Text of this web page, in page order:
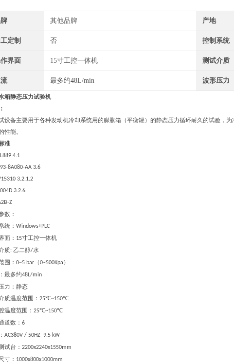
其他品牌 产地
定制 否 控制系统
界面 15寸工控一体机 测试介质
最多约48L/min 波形压力
箱静态压力试验机
设备主要用于各种发动机冷却系统用的膨胀箱（平衡罐）的静态压力循环耐久的试验，
性能。
准
4.1
8A080-AA 3.6
3.2.1.2
3.2.6
Z
数：
统： Windows+PLC
面： 15寸工控一体机
质: 乙二醇/水
围 ： 0~5 bar （0~500Kpa ）
： 最多约48L/min
力 ： 静态
质温度范围 ： 25℃~150℃
温度范围 ： 25℃~150℃
道数 ： 6
： AC380V / 50HZ 9.5 kW
试台 ： 2200x2240x1550mm
寸 ： 1000x800x1000mm